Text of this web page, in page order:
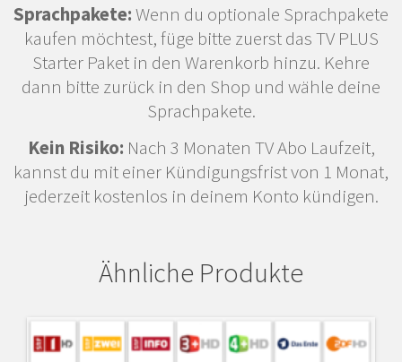
Sprachpakete:Wenn du optionale Sprachpakete
kaufen möchtest, füge bitte zuerst das TV PLUS
Starter Paket in den Warenkorb hinzu. Kehre
dann bitte zurück in den Shop und wähle deine
Sprachpakete.
Kein Risiko: Nach 3 Monaten TV Abo Laufzeit,
kannst du mit einer Kündigungsfrist von 1 Monat,
jederzeit kostenlos in deinem Konto kündigen.
Ähnliche Produkte